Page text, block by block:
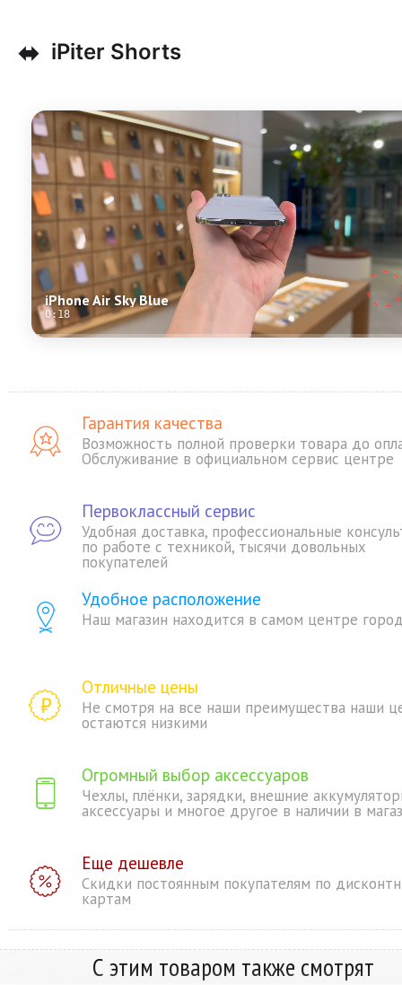
⬌ iPiter Shorts
iPhone Air Sky Blue
0:18
Гарантия качества
Возможность полной проверки товара до
Обслуживание в официальном сервис центре
Первоклассный сервис
Удобная доставка, профессиональные
по работе с техникой, тысячи довольных
покупателей
Удобное расположение
Наш магазин находится в самом центре
Отличные цены
Не смотря на все наши преимущества наши
остаются низкими
Огромный выбор аксессуаров
Чехлы, плёнки, зарядки, внешние
аксессуары и многое другое в наличии в
Еще дешевле
Скидки постоянным покупателям по
картам
С этим товаром также смотрят